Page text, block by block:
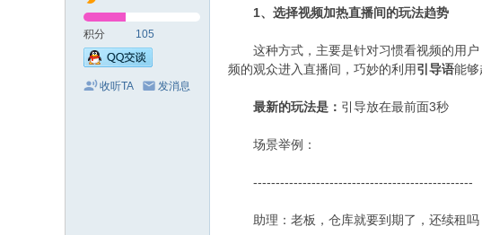
积分 105
收听TA 发消息
1、选择视频加热直播间的玩法趋势
这种方式，主要是针对习惯看视频的用户
频的观众进入直播间，巧妙的利用引导语能够
最新的玩法是： 引导放在最前面3秒
场景举例：
-------------------------------------------------
助理：老板，仓库就要到期了，还续租吗